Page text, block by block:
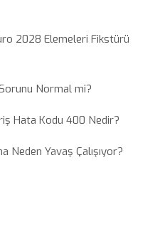
2028 Elemeleri Fikstürü
Normal mi?
Hata Kodu 400 Nedir?
Neden Yavaş Çalışıyor?